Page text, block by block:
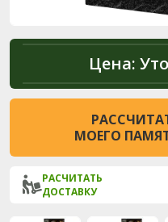
Цена:
МОЕГО
РАСЧИТАТЬ
ДОСТАВКУ